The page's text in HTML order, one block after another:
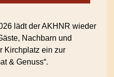
lädt der AKHNR wieder
Nachbarn und
Kirchplatz ein zur
& Genuss“.